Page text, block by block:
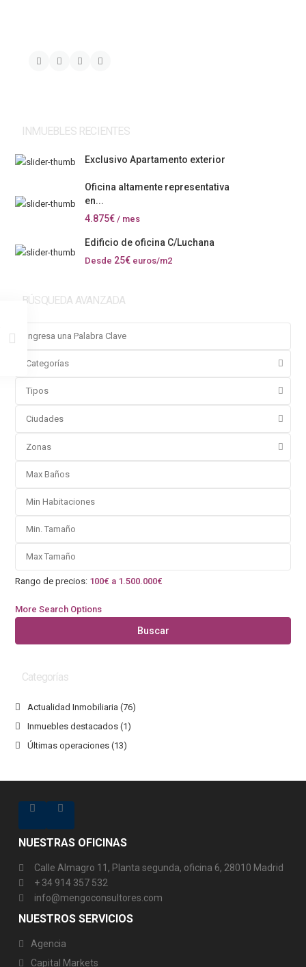
INMUEBLES RECIENTES
Exclusivo Apartamento exterior
Oficina altamente representativa
en...
4.875€ / mes
Edificio de oficina C/Luchana
Desde 25€ euros/m2
BÚSQUEDA AVANZADA
Categorías
Tipos
Ciudades
Zonas
Rango de precios: 100€ a 1.500.000€
More Search Options
Buscar
Categorías
Actualidad Inmobiliaria (76)
Inmuebles destacados (1)
Últimas operaciones (13)
NUESTRAS OFICINAS
Calle Almagro 11, Planta segunda, oficina 6, 28010 Madrid
+ 34 914 357 532
info@mengoconsultores.com
NUESTROS SERVICIOS
Agencia
Capital Markets